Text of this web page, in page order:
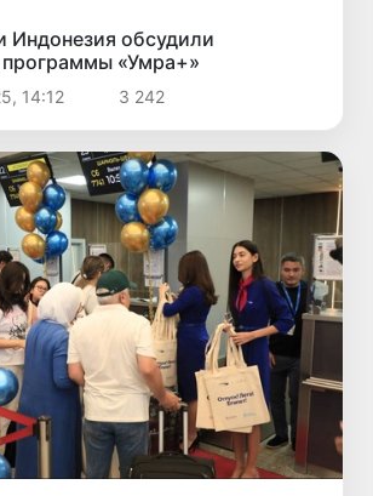
Индонезия обсудили
«Умра+»
14:12 3 242